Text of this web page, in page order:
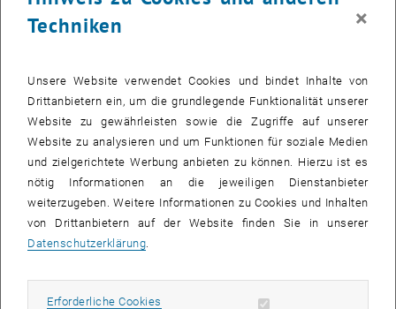
Bild
Ausgezeichnete Studienleistungen beeindrucken nicht nur auf dem
Zertifikat. DieARA AG, öffnet eine externe URL in einem neuen Fenster
vergibt den ARA Best Study Award an jene
ETIA Studierenden mit der besten akademischen Leistung während
der zwei Studienjahre.
Techniken
×
Unsere Website verwendet Cookies und bindet Inhalte von
Drittanbietern ein, um die grundlegende Funktionalität unserer
Website zu gewährleisten sowie die Zugriffe auf unserer
Website zu analysieren und um Funktionen für soziale Medien
und zielgerichtete Werbung anbieten zu können. Hierzu ist es
nötig Informationen an die jeweiligen Dienstanbieter
weiterzugeben. Weitere Informationen zu Cookies und Inhalten
von Drittanbietern auf der Website finden Sie in unserer
Datenschutzerklärung
Erforderliche Cookies Erforderliche Cookies zulassen